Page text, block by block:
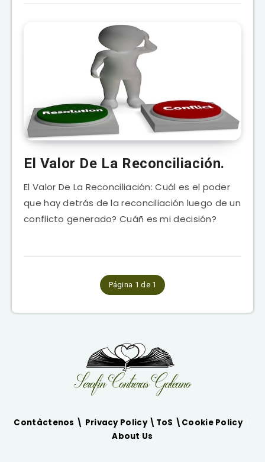
El Valor De La Reconciliación.
El Valor De La Reconciliación: Cuál es el poder
que hay detrás de la reconciliación luego de un
conflicto generado? Cuáñ es mi decisión?
Página 1 de 1
Contàctenos \ Privacy Policy \ ToS \ Cookie Policy\
About Us